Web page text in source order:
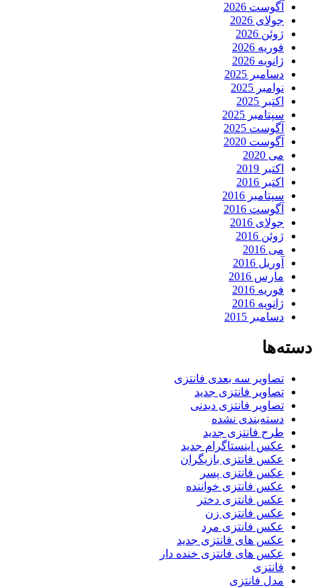
آگوست 2026
جولای 2026
ژوئن 2026
فوریه 2026
ژانویه 2026
دسامبر 2025
نوامبر 2025
اکتبر 2025
سپتامبر 2025
آگوست 2025
آگوست 2020
می 2020
اکتبر 2019
اکتبر 2016
سپتامبر 2016
آگوست 2016
جولای 2016
ژوئن 2016
می 2016
آوریل 2016
مارس 2016
فوریه 2016
ژانویه 2016
دسامبر 2015
دسته‌ها
تصاویر سه بعدی فانتزی
تصاویر فانتزی جدید
تصاویر فانتزی دیدنی
دسته‌بندی نشده
طرح فانتزی جدید
عکس اینستاگرام جدید
عکس فانتزی بازیگران
عکس فانتزی پسر
عکس فانتزی خواننده
عکس فانتزی دختر
عکس فانتزی زن
عکس فانتزی مرد
عکس های فانتزی جدید
عکس های فانتزی خنده دار
فانتزی
مدل فانتزی